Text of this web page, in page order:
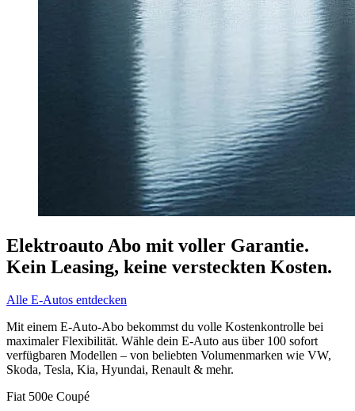
Elektroauto Abo mit voller Garantie.
Kein Leasing, keine versteckten Kosten.
Alle E-Autos entdecken
Mit einem E-Auto-Abo bekommst du volle Kostenkontrolle bei
maximaler Flexibilität. Wähle dein E-Auto aus über 100 sofort
verfügbaren Modellen – von beliebten Volumenmarken wie VW,
Skoda, Tesla, Kia, Hyundai, Renault & mehr.
Fiat 500e Coupé